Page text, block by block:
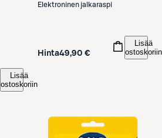
Lisää
ostoskoriin
Elektroninen jalkaraspi
Hinta49,90 €
Lisää
ostoskoriin